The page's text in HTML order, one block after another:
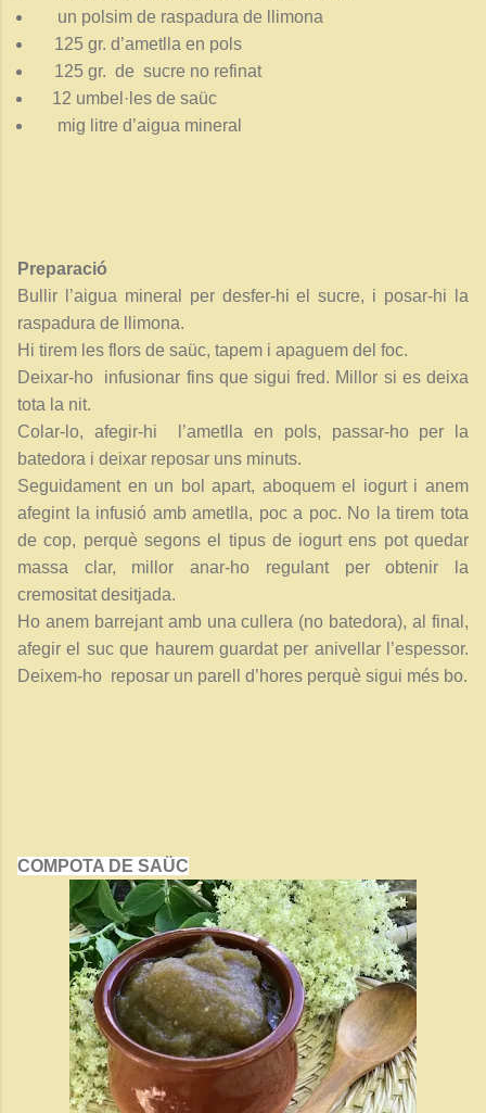
un polsim de raspadura de llimona
125 gr. d’ametlla en pols
125 gr. de sucre no refinat
12 umbel·les de saüc
mig litre d’aigua mineral
Preparació
Bullir l’aigua mineral per desfer-hi el sucre, i posar-hi la
raspadura de llimona.
Hi tirem les flors de saüc, tapem i apaguem del foc.
Deixar-ho infusionar fins que sigui fred. Millor si es deixa
tota la nit.
Colar-lo, afegir-hi l’ametlla en pols, passar-ho per la
batedora i deixar reposar uns minuts.
Seguidament en un bol apart, aboquem el iogurt i anem
afegint la infusió amb ametlla, poc a poc. No la tirem tota
de cop, perquè segons el tipus de iogurt ens pot quedar
massa clar, millor anar-ho regulant per obtenir la
cremositat desitjada.
Ho anem barrejant amb una cullera (no batedora), al final,
afegir el suc que haurem guardat per anivellar l’espessor.
Deixem-ho reposar un parell d’hores perquè sigui més bo.
COMPOTA DE SAÜC